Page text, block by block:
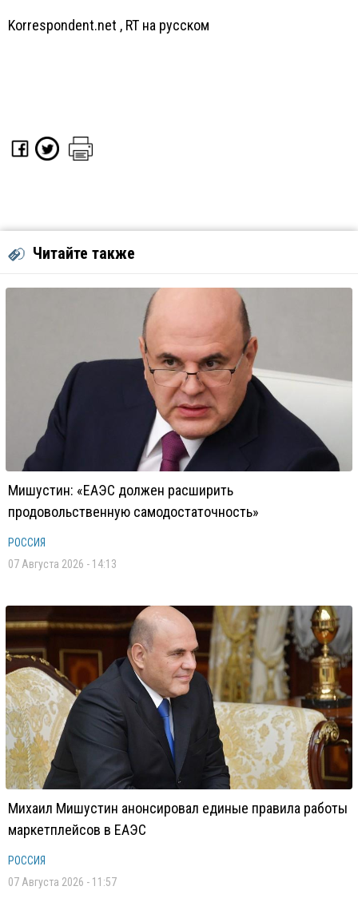
Korrespondent.net , RT на русском
Читайте также
Мишустин: «ЕАЭС должен расширить
продовольственную самодостаточность»
РОССИЯ
07 Августа 2026 - 14:13
Михаил Мишустин анонсировал единые правила работы
маркетплейсов в ЕАЭС
РОССИЯ
07 Августа 2026 - 11:57